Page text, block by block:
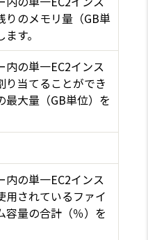
りのメモリ量（GB単
す。
内の単一EC2インス
り当てることができ
最大量（GB単位）を
内の単一EC2インス
用されているファイ
容量の合計（％）を